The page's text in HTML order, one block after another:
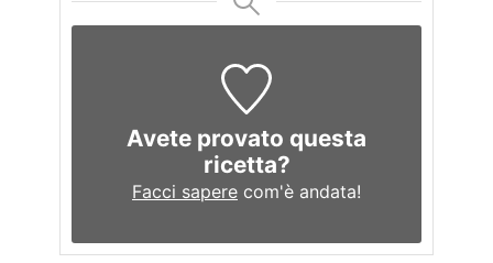
Avete provato questa
ricetta?
Facci sapere com'è andata!